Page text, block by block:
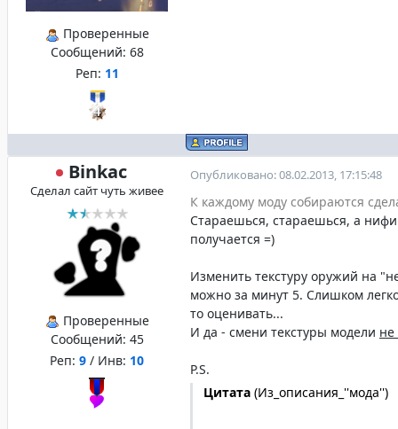
Проверенные
Сообщений: 68
Реп: 11
Binkac
Сделал сайт чуть живее
Проверенные
Сообщений: 45
Реп: 9 / Инв: 10
Опубликовано: 08.02.2013, 17:15:48
К каждому моду собираются
Стараешься, стараешься, а
получается =)
Изменить текстуру оружий на
можно за минут 5. Слишком
то оценивать...
И да - смени текстуры модели не
P.S.
Цитата (Из_описания_''мода'')